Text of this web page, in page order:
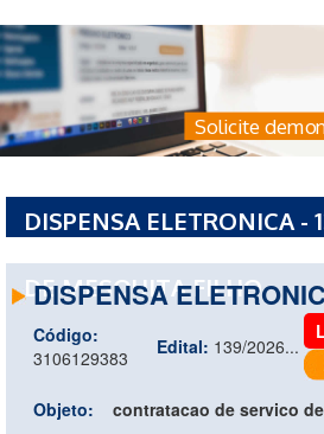
Solicite
DISPENSA ELETRONICA -
DE MESQUITA FILHO
DISPENSA
Código:
3106129383
Edital: 139/2026...
Objeto: contratacao de servico